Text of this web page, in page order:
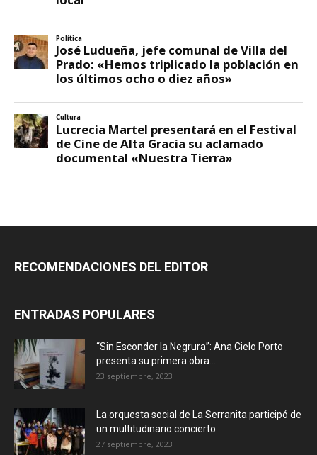
RECOMENDACIONES DEL EDITOR
ENTRADAS POPULARES
“Sin Esconder la Negrura”: Ana Cielo Porto
presenta su primera obra...
23 septiembre, 2023
La orquesta social de La Serranita participó de
un multitudinario concierto...
27 septiembre, 2023